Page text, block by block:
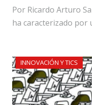
Por Ricardo Arturo
ha caracterizado por
INNOVACIÓN Y TICS